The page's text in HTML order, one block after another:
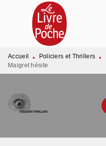
MENU RECHERCHE
PIED DE PAGE
Accueil • Policiers et Thrillers •
Maigret hésite